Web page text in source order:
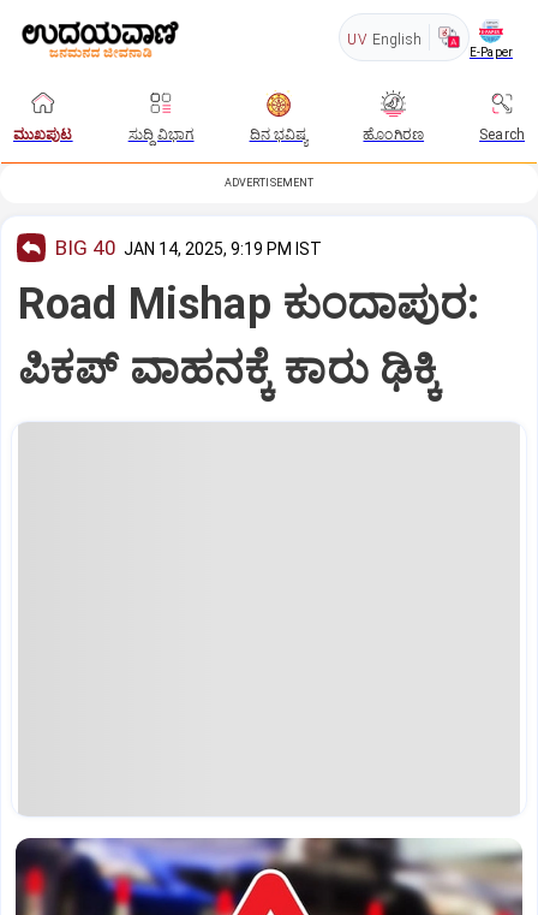
UV English
E-Paper
ಮುಖಪುಟ ಸುದ್ದಿ ವಿಭಾಗ ದಿನ ಭವಿಷ್ಯ ಹೊಂಗಿರಣ Search
ADVERTISEMENT
BIG 40 JAN 14, 2025, 9:19 PM IST
Road Mishap ಕುಂದಾಪುರ:
ಪಿಕಪ್‌ ವಾಹನಕ್ಕೆ ಕಾರು ಢಿಕ್ಕಿ